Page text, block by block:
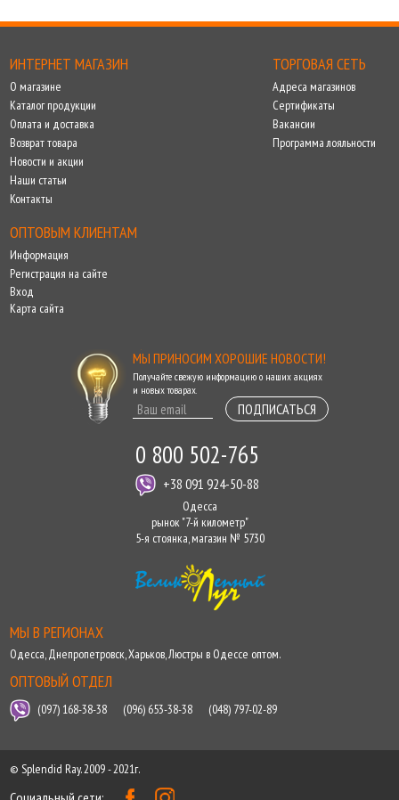
ИНТЕРНЕТ МАГАЗИН
О магазине
Каталог продукции
Оплата и доставка
Возврат товара
Новости и акции
Наши статьи
Контакты
ТОРГОВАЯ СЕТЬ
Адреса магазинов
Сертификаты
Вакансии
Программа лояльности
ОПТОВЫМ КЛИЕНТАМ
Информация
Регистрация на сайте
Вход
Карта сайта
МЫ ПРИНОСИМ ХОРОШИЕ НОВОСТИ!
Получайте свежую информацию о наших акциях
и новых товарах.
ПОДПИСАТЬСЯ
0 800 502-765
+38 091 924-50-88
Одесса
рынок "7-й километр"
5-я стоянка, магазин № 5730
МЫ В РЕГИОНАХ
Одесса,Днепропетровск,Харьков,Люстры в Одессе оптом.
ОПТОВЫЙ ОТДЕЛ
(097) 168-38-38 (096) 653-38-38 (048) 797-02-89
© Splendid Ray. 2009 - 2021г.